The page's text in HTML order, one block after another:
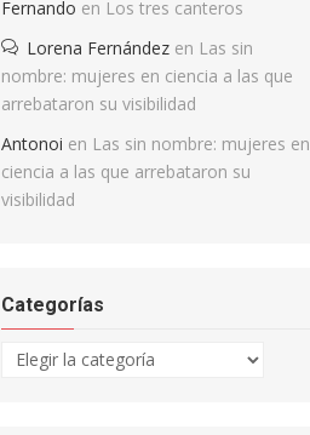
Fernando en Los tres canteros
Lorena Fernández en Las sin
nombre: mujeres en ciencia a las que
arrebataron su visibilidad
Antonoi en Las sin nombre: mujeres en
ciencia a las que arrebataron su
visibilidad
Categorías
Categorías